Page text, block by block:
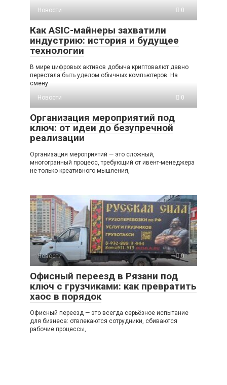
Новости
0
Как ASIC-майнеры захватили
индустрию: история и будущее
технологии
В мире цифровых активов добыча криптовалют давно
перестала быть уделом обычных компьютеров. На
смену
Новости
0
Организация мероприятий под
ключ: от идеи до безупречной
реализации
Организация мероприятий — это сложный,
многогранный процесс, требующий от ивент-менеджера
не только креативного мышления,
Новости 0
Офисный переезд в Рязани под
ключ с грузчиками: как превратить
хаос в порядок
Офисный переезд — это всегда серьёзное испытание
для бизнеса: отвлекаются сотрудники, сбиваются
рабочие процессы,